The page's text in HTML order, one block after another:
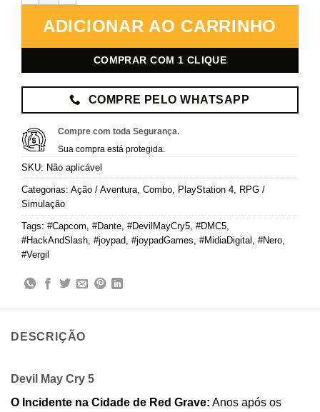
ADICIONAR AO CARRINHO
COMPRAR COM 1 CLIQUE
COMPRE PELO WHATSAPP
Compre com toda Segurança.
Sua compra está protegida.
SKU: Não aplicável
Categorias: Ação / Aventura Combo PlayStation 4
RPG /
Simulação
Tags: #Capcom #Dante #DevilMayCry5 #DMC5
#HackAndSlash #joypad #joypadGames #MidiaDigital #Nero
#Vergil
DESCRIÇÃO
Devil May Cry 5
O Incidente na Cidade de Red Grave: Anos após os